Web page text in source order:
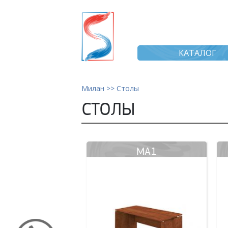
КАТАЛОГ
Милан >> Столы
СТОЛЫ
MA1